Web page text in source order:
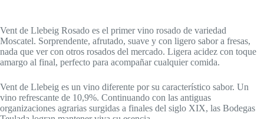
Vent de Llebeig Rosado es el primer vino rosado de variedad
Moscatel. Sorprendente, afrutado, suave y con ligero sabor a fresas,
nada que ver con otros rosados del mercado. Ligera acidez con toque
amargo al final, perfecto para acompañar cualquier comida.
Vent de Llebeig es un vino diferente por su característico sabor. Un
vino refrescante de 10,9%. Continuando con las antiguas
organizaciones agrarias surgidas a finales del siglo XIX, las Bodegas